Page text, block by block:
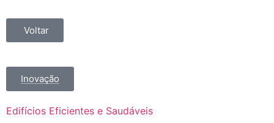
Voltar
Inovação
Edifícios Eficientes e Saudáveis